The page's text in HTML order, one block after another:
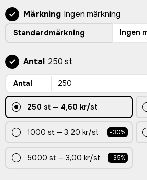
Märkning Ingen märkning
Standardmärkning Ingen
Antal 250 st
Antal
250 st— 4,60 kr/st
1000 st — 3,20 kr/st -30%
5000 st — 3,00 kr/st -35%